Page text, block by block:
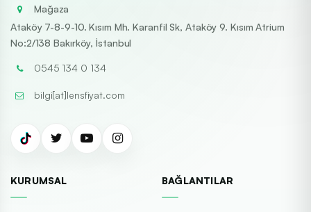
Mağaza
Ataköy 7-8-9-10. Kısım Mh. Karanfil Sk, Ataköy 9. Kısım Atrium
No:2/138 Bakırköy, İstanbul
0545 134 0 134
bilgi[at]lensfiyat.com
KURUMSAL BAĞLANTILAR